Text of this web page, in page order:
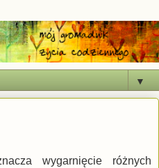
▼
wygarnięcie różnych